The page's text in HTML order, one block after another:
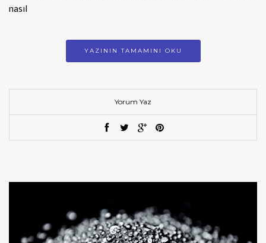
nasıl
YAZININ TAMAMINI OKU
Yorum Yaz